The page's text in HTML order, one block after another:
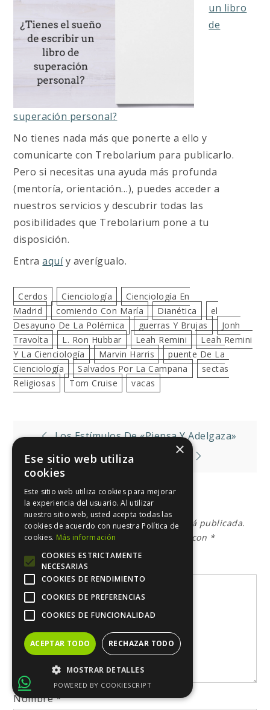
un libro
de
superación personal?
No tienes nada más que ponerte a ello y
comunicarte con Trebolarium para publicarlo.
Pero si necesitas una ayuda más profunda
(mentoría, orientación…), puedes acceder a
nuestros servicios y descubrir todas las
posibilidades que Trebolarium pone a tu
disposición.
Entraaquíy averígualo.
Cerdos Cienciología
Cienciología En
Madrid
Comiendo Con María Dianética
El
Desayuno De La Polémica
Guerras Y Brujas
Jonh
Travolta
L. Ron Hubbar Leah Remini
Leah Remini
Y La Cienciología
Marvin Harris
Puente De La
Cienciología
Salvados Por La Campana
Sectas
Religiosas
Tom Cruise Vacas
Navegación
de
entradas
Los Estímulos De «Piensa Y Adelgaza»
Diciendo Adiós Al Maltrato
Deja una respuesta
Tu dirección de correo electrónico no será publicada.
Los campos obligatorios están marcados con *
Comentario*
Nombre*
×
Ese sitio web utiliza
cookies
Este sitio web utiliza cookies para mejorar
la experiencia del usuario. Al utilizar
nuestro sitio web, usted acepta todas las
cookies de acuerdo con nuestra Política de
cookies. Más información
COOKIES ESTRICTAMENTE
NECESARIAS
COOKIES DE RENDIMIENTO
COOKIES DE PREFERENCIAS
COOKIES DE FUNCIONALIDAD
ACEPTAR TODO RECHAZAR TODO
MOSTRAR DETALLES
POWERED BY COOKIESCRIPT